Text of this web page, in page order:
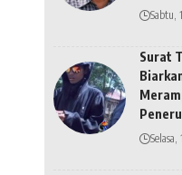
Sabtu,
Surat